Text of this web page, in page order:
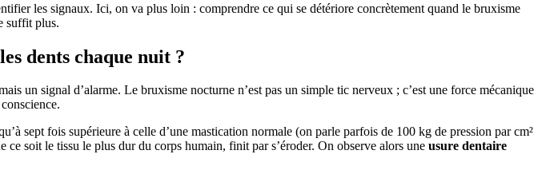
les signaux. Ici, on va plus loin : comprendre ce qui se détériore concrètement quand le bruxisme
suffit plus.
dents chaque nuit ?
un signal d’alarme. Le bruxisme nocturne n’est pas un simple tic nerveux ; c’est une force mécanique
sept fois supérieure à celle d’une mastication normale (on parle parfois de 100 kg de pression par cm²
soit le tissu le plus dur du corps humain, finit par s’éroder. On observe alors une usure dentaire